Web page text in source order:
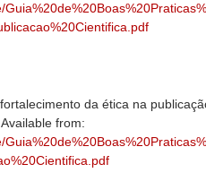
da ética na
from: